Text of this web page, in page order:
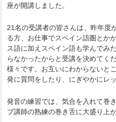
座が開講しました。
21名の受講者の皆さんは、昨年度
る方、お仕事でスペイン語圏とか
ス語に加えスペイン語も学んでみ
らなかったからと受講を決めてく
様々です。お互いにわからないと
発に質問をしたり、にぎやかにレ
発音の練習では、気合を入れて巻
ブ講師の熟練の巻き舌に大盛り上